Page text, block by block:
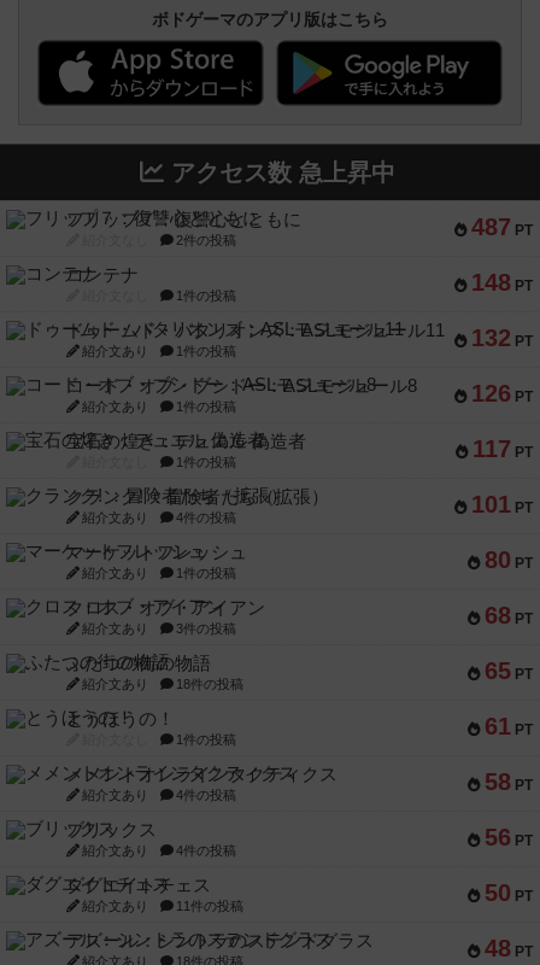
ボドゲーマのアプリ版はこちら
アクセス数 急上昇中
487 PT
フリップ７：復讐心とともに
2件の投稿
148 PT
コンテナ
1件の投稿
132 PT
ドゥームド・バタリオンズ：ASLモジュール11
紹介文あり 1件の投稿
126 PT
コード・オブ・ブシドー：ASLモジュール8
紹介文あり 1件の投稿
117 PT
宝石の煌き：デュエル 偽造者
1件の投稿
101 PT
クランク! ：冒険者たち（拡張）
紹介文あり 4件の投稿
80 PT
マーケットフレッシュ
紹介文あり 1件の投稿
68 PT
クロス・オブ・アイアン
紹介文あり 3件の投稿
65 PT
ふたつの街の物語
紹介文あり 18件の投稿
61 PT
とうほうの！
1件の投稿
58 PT
メメントオンラインタクティクス
紹介文あり 4件の投稿
56 PT
ブリックス
紹介文あり 4件の投稿
50 PT
ダグエイトチェス
紹介文あり 11件の投稿
48 PT
アズール：シントラのステンドグラス
紹介文あり 18件の投稿